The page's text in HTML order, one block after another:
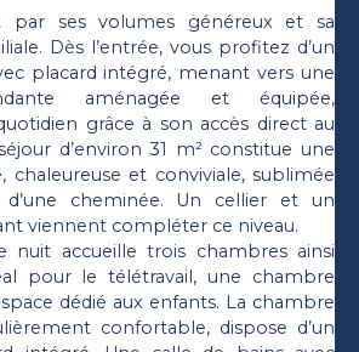
par ses volumes généreux et sa
Dès l’entrée, vous profitez d’un
placard intégré, menant vers une
aménagée et équipée,
grâce à son accès direct au
d’environ 31 m² constitue une
chaleureuse et conviviale, sublimée
cheminée. Un cellier et un
viennent compléter ce niveau.
nuit accueille trois chambres ainsi
pour le télétravail, une chambre
dédié aux enfants. La chambre
confortable, dispose d’un